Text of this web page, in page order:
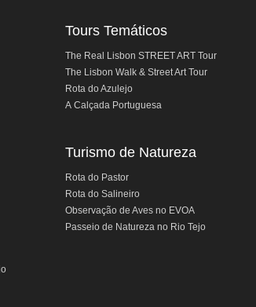
Tours Temáticos
The Real Lisbon STREET ART Tour
The Lisbon Walk & Street Art Tour
Rota do Azulejo
A Calçada Portuguesa
Turismo de Natureza
Rota do Pastor
Rota do Salineiro
Observação de Aves no EVOA
Passeio de Natureza no Rio Tejo